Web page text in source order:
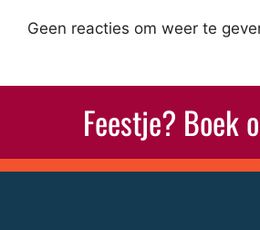
Geen reacties om weer te
Feestje? Boek